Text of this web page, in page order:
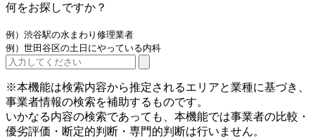
何をお探しですか？
例）渋谷駅の水まわり修理業者
例）世田谷区の土日にやっている内科
※本機能は検索内容から推定されるエリアと業種に基づき、
事業者情報の検索を補助するものです。
いかなる内容の検索であっても、本機能では事業者の比較・
優劣評価・断定的判断・専門的判断は行いません。